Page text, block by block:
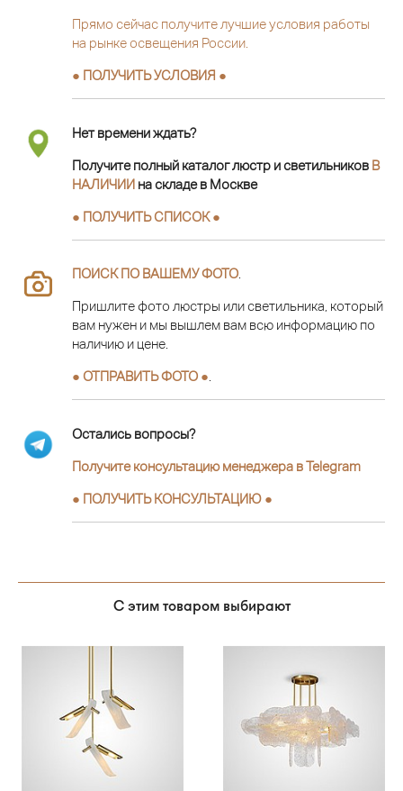
Прямо сейчас получите лучшие условия работы
на рынке освещения России.
● ПОЛУЧИТЬ УСЛОВИЯ ●
Нет времени ждать?
Получите полный каталог люстр и светильников В
НАЛИЧИИ на складе в Москве
● ПОЛУЧИТЬ СПИСОК ●
ПОИСК ПО ВАШЕМУ ФОТО
Пришлите фото люстры или светильника, который
вам нужен и мы вышлем вам всю информацию по
наличию и цене.
● ОТПРАВИТЬ ФОТО ●
Остались вопросы?
Получите консультацию менеджера в Telegram
● ПОЛУЧИТЬ КОНСУЛЬТАЦИЮ ●
С этим товаром выбирают